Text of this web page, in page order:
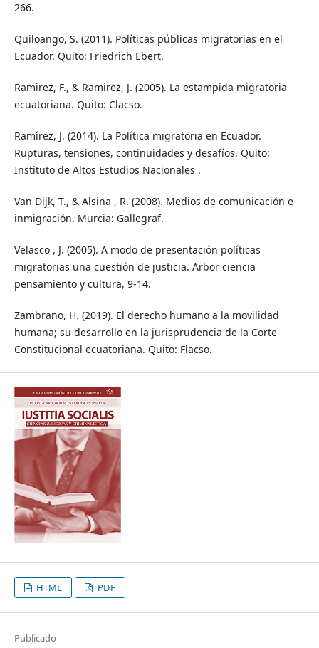
266.
Quiloango, S. (2011). Políticas públicas migratorias en el
Ecuador. Quito: Friedrich Ebert.
Ramirez, F., & Ramirez, J. (2005). La estampida migratoria
ecuatoriana. Quito: Clacso.
Ramírez, J. (2014). La Política migratoria en Ecuador.
Rupturas, tensiones, continuidades y desafíos. Quito:
Instituto de Altos Estudios Nacionales .
Van Dijk, T., & Alsina , R. (2008). Medios de comunicación e
inmigración. Murcia: Gallegraf.
Velasco , J. (2005). A modo de presentación políticas
migratorias una cuestión de justicia. Arbor ciencia
pensamiento y cultura, 9-14.
Zambrano, H. (2019). El derecho humano a la movilidad
humana; su desarrollo en la jurisprudencia de la Corte
Constitucional ecuatoriana. Quito: Flacso.
HTML PDF
Publicado